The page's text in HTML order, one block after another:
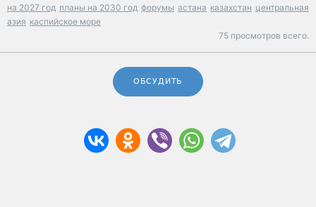
на 2027 год планы на 2030 год форумы астана казахстан центральная
азия каспийское море
75 просмотров всего.
ОБСУДИТЬ